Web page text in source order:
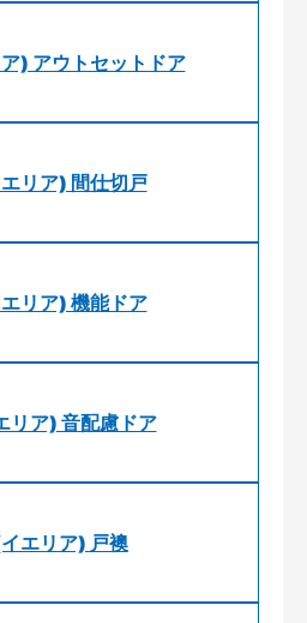
) アウトセットドア
リア) 間仕切戸
リア) 機能ドア
ア) 音配慮ドア
エリア) 戸襖